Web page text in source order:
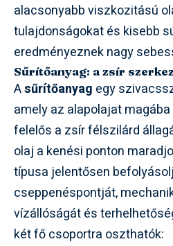
alacsonyabb viszkozitású
tulajdonságokat és kisebb
eredményeznek nagy
Sűrítőanyag: a zsír
Asűrítőanyag egy
amely az alapolajat
felelős a zsír félszilárd
olaj a kenési ponton
típusa jelentősen
cseppenéspontját,
vízállóságát és
két fő csoportra oszthatók: